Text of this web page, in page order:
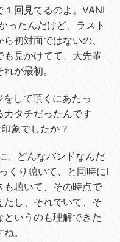
回見てるのよ。VANI
ったんだけど、ラスト
初対面ではないの、
見かけてて、大先輩
が最初。
して頂くにあたっ
カタチだったんです
象でしたか？
、どんなバンドなんだ
くり聴いて、と同時にI
も聴いて、その時点で
し、それでいて、そ
というのも理解できた
。